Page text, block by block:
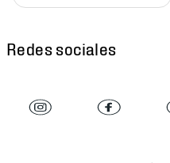
Redes sociales